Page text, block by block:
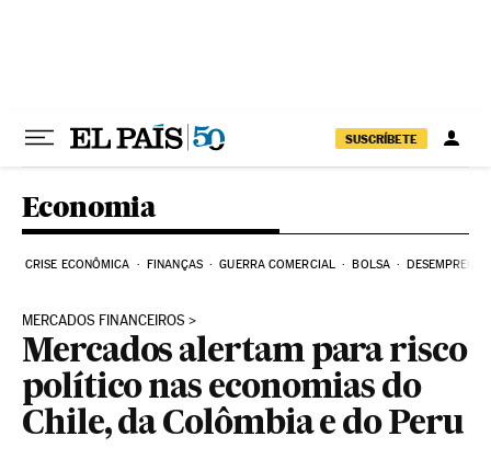
SUSCRÍBETE
Economia
CRISE ECONÔMICA FINANÇAS GUERRA COMERCIAL BOLSA DESEMPREGO
MERCADOS FINANCEIROS
Mercados alertam para risco
político nas economias do
Chile, da Colômbia e do Peru